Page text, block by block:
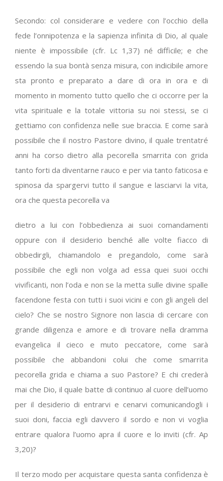
Secondo: col considerare e vedere con l’occhio della
fede l’onnipotenza e la sapienza infinita di Dio, al quale
niente è impossibile (cfr. Lc 1,37) né difficile; e che
essendo la sua bontà senza misura, con indicibile amore
sta pronto e preparato a dare di ora in ora e di
momento in momento tutto quello che ci occorre per la
vita spirituale e la totale vittoria su noi stessi, se ci
gettiamo con confidenza nelle sue braccia. E come sarà
possibile che il nostro Pastore divino, il quale trentatré
anni ha corso dietro alla pecorella smarrita con grida
tanto forti da diventarne rauco e per via tanto faticosa e
spinosa da spargervi tutto il sangue e lasciarvi la vita,
ora che questa pecorella va
dietro a lui con l’obbedienza ai suoi comandamenti
oppure con il desiderio benché alle volte fiacco di
obbedirgli, chiamandolo e pregandolo, come sarà
possibile che egli non volga ad essa quei suoi occhi
vivificanti, non l’oda e non se la metta sulle divine spalle
facendone festa con tutti i suoi vicini e con gli angeli del
cielo? Che se nostro Signore non lascia di cercare con
grande diligenza e amore e di trovare nella dramma
evangelica il cieco e muto peccatore, come sarà
possibile che abbandoni colui che come smarrita
pecorella grida e chiama a suo Pastore? E chi crederà
mai che Dio, il quale batte di continuo al cuore dell’uomo
per il desiderio di entrarvi e cenarvi comunicandogli i
suoi doni, faccia egli davvero il sordo e non vi voglia
entrare qualora l’uomo apra il cuore e lo inviti (cfr. Ap
3,20)?
Il terzo modo per acquistare questa santa confidenza è